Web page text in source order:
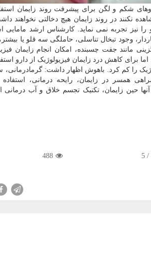
شکم و لگن برای پیشرفت روند زایمان
نکنند در روند زایمان هیچ دخالتی نخواهند
را نیز تجربه نمی نماید. کارشناس ارشد مامایی
وجود تبخال تناسلی، حاملگی سه قلو یا
مانند جفت چسبنده، امکان انجام زایمان
اما برای کاهش درد زایمان فیزیولوژیک از دارو
را کم کرد. باهوش اظهار داشت: گرمادرمانی،
همسر در زایمان، رایحه درمانی،
حین زایمان، تکنیک تجسم خلاق و آب درمانی
/
5
488